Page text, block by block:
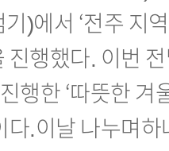
)에서 ‘전주 지
진행했다. 이번
행한 ‘따뜻한 겨
다.이날 나누며